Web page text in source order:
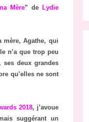
Mère” de Lydie
mère, Agathe, qui
n’a que trop peu
deux grandes
qu’elles ne sont
2018, j’avoue
suggérant un